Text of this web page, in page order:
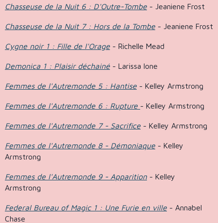
Chasseuse de la Nuit 6 : D'Outre-Tombe - Jeaniene Frost
Chasseuse de la Nuit 7 : Hors de la Tombe - Jeaniene Frost
Cygne noir 1 : Fille de l'Orage - Richelle Mead
Demonica 1 : Plaisir déchainé - Larissa Ione
Femmes de l'Autremonde 5 : Hantise - Kelley Armstrong
Femmes de l'Autremonde 6 : Rupture - Kelley Armstrong
Femmes de l'Autremonde 7 - Sacrifice - Kelley Armstrong
Femmes de l'Autremonde 8 - Démoniaque - Kelley
Armstrong
Femmes de l'Autremonde 9 - Apparition - Kelley
Armstrong
Federal Bureau of Magic 1 : Une Furie en ville - Annabel
Chase